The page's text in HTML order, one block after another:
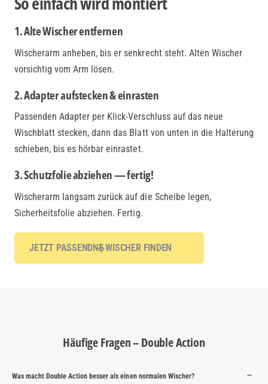
1. Alte Wischer entfernen
Wischerarm anheben, bis er senkrecht steht. Alten Wischer
vorsichtig vom Arm lösen.
2. Adapter aufstecken & einrasten
Passenden Adapter per Klick-Verschluss auf das neue
Wischblatt stecken, dann das Blatt von unten in die Halterung
schieben, bis es hörbar einrastet.
3. Schutzfolie abziehen — fertig!
Wischerarm langsam zurück auf die Scheibe legen,
Sicherheitsfolie abziehen. Fertig.
JETZT PASSENDNE WISCHER FINDEN
Häufige Fragen – Double Action
Was macht Double Action besser als einen normalen Wischer?